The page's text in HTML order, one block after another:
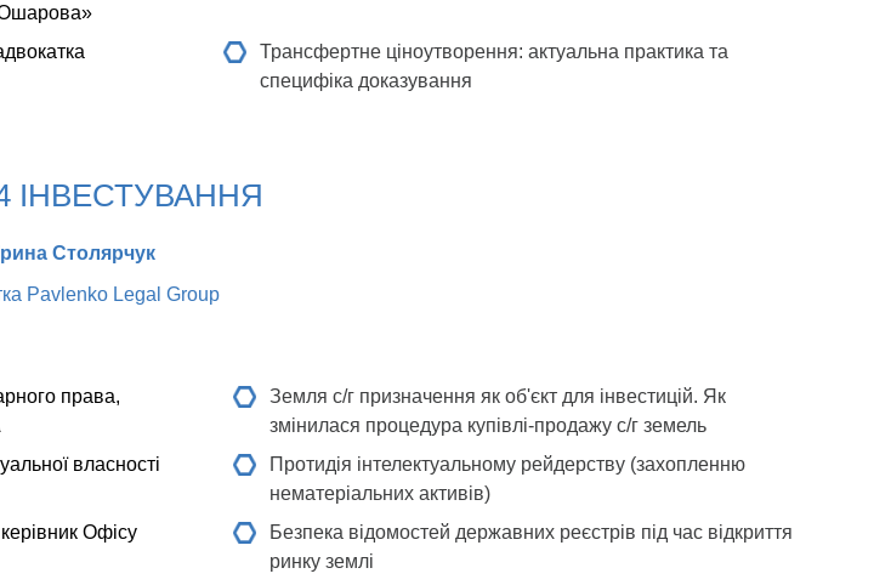
Ошарова»
Трансфертне ціноутворення: актуальна практика та
специфіка доказування
ІНВЕСТУВАННЯ
Ірина Столярчук
Pavlenko Legal Group
права,
Земля с/г призначення як об'єкт для інвестицій. Як
змінилася процедура купівлі-продажу с/г земель
власності
Протидія інтелектуальному рейдерству (захопленню
нематеріальних активів)
Офісу
Безпека відомостей державних реєстрів під час відкриття
ринку землі